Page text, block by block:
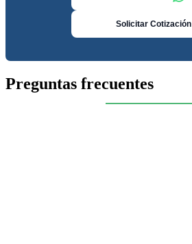
Solicitar Cotización
Preguntas frecuentes